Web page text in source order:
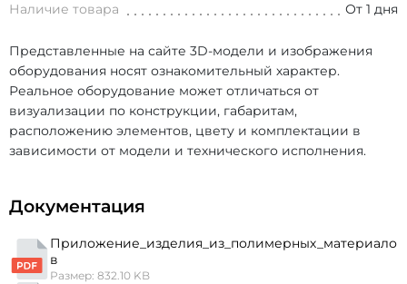
Наличие товара
От 1 дня
Представленные на сайте 3D-модели и изображения
оборудования носят ознакомительный характер.
Реальное оборудование может отличаться от
визуализации по конструкции, габаритам,
расположению элементов, цвету и комплектации в
зависимости от модели и технического исполнения.
Документация
Приложение_изделия_из_полимерных_материало
в
Размер: 832.10 KB